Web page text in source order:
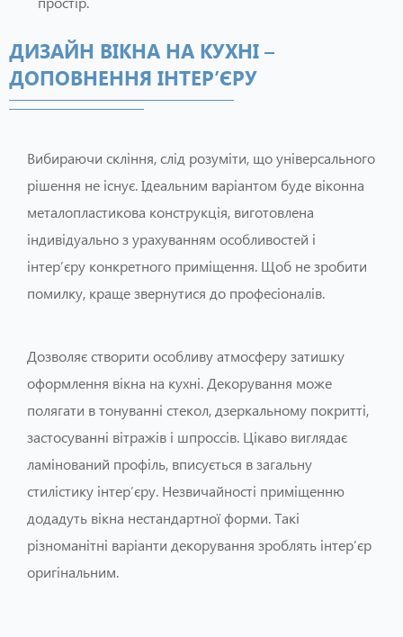
ДИЗАЙН ВІКНА НА КУХНІ –
ДОПОВНЕННЯ ІНТЕР’ЄРУ
Вибираючи скління, слід розуміти, що універсального
рішення не існує. Ідеальним варіантом буде віконна
металопластикова конструкція, виготовлена ​​
індивідуально з урахуванням особливостей і
інтер’єру конкретного приміщення. Щоб не зробити
помилку, краще звернутися до професіоналів.
Дозволяє створити особливу атмосферу затишку
оформлення вікна на кухні. Декорування може
полягати в тонуванні стекол, дзеркальному покритті,
застосуванні вітражів і шпроссів. Цікаво виглядає
ламінований профіль, вписується в загальну
стилістику інтер’єру. Незвичайності приміщенню
додадуть вікна нестандартної форми. Такі
різноманітні варіанти декорування зроблять інтер’єр
оригінальним.